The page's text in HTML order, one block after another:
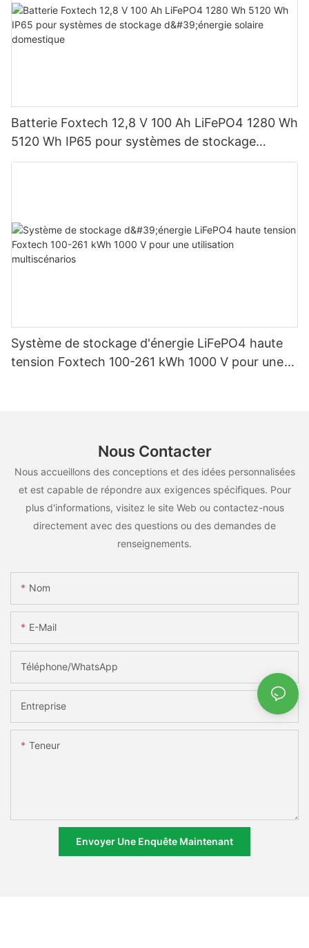
Batterie Foxtech 12,8 V 100 Ah LiFePO4 1280 Wh
5120 Wh IP65 pour systèmes de stockage
d'énergie solaire domestique
Système de stockage d'énergie LiFePO4 haute
tension Foxtech 100-261 kWh 1000 V pour une
Nous Contacter
Nous accueillons des conceptions et des idées personnalisées
et est capable de répondre aux exigences spécifiques. Pour
plus d'informations, visitez le site Web ou contactez-nous
directement avec des questions ou des demandes de
renseignements.
Nom
E-Mail
Téléphone/WhatsApp
Entreprise
Teneur
Envoyer Une Enquête Maintenant